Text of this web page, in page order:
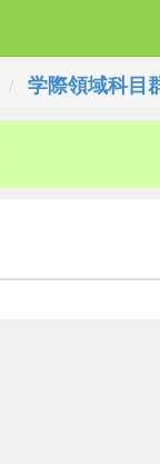
学際領域科目